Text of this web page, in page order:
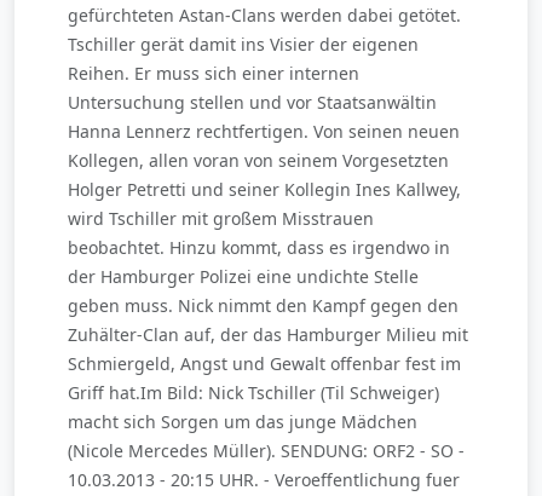
gefürchteten Astan-Clans werden dabei getötet.
Tschiller gerät damit ins Visier der eigenen
Reihen. Er muss sich einer internen
Untersuchung stellen und vor Staatsanwältin
Hanna Lennerz rechtfertigen. Von seinen neuen
Kollegen, allen voran von seinem Vorgesetzten
Holger Petretti und seiner Kollegin Ines Kallwey,
wird Tschiller mit großem Misstrauen
beobachtet. Hinzu kommt, dass es irgendwo in
der Hamburger Polizei eine undichte Stelle
geben muss. Nick nimmt den Kampf gegen den
Zuhälter-Clan auf, der das Hamburger Milieu mit
Schmiergeld, Angst und Gewalt offenbar fest im
Griff hat.Im Bild: Nick Tschiller (Til Schweiger)
macht sich Sorgen um das junge Mädchen
(Nicole Mercedes Müller). SENDUNG: ORF2 - SO -
10.03.2013 - 20:15 UHR. - Veroeffentlichung fuer